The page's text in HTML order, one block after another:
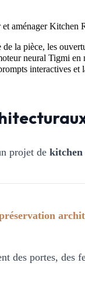
aménager Kitchen
la pièce, les
neural Tigmi en
interactives et
projet de kitchen
des portes, des